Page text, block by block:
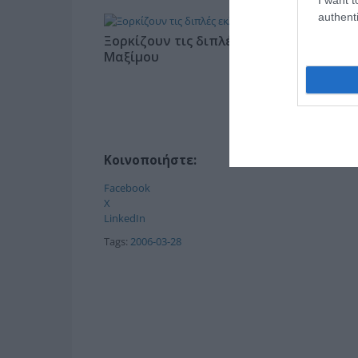
Ξορκίζουν τις διπλές εκλογές στο
Μαξίμου
Κοινοποιήστε:
Facebook
X
LinkedIn
Tags: 2006-03-28